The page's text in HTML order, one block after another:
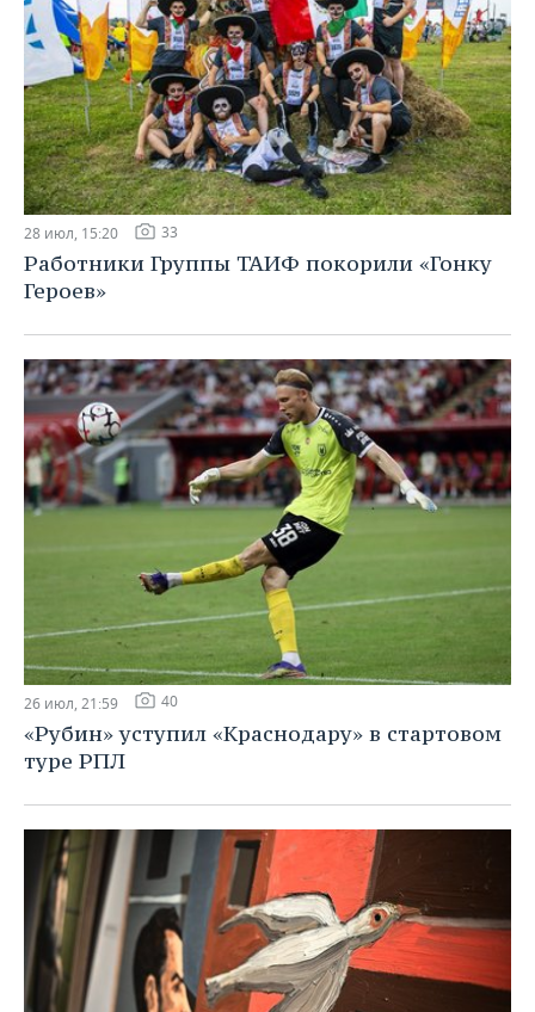
28 июл, 15:20 33
Работники Группы ТАИФ покорили «Гонку
Героев»
26 июл, 21:59 40
«Рубин» уступил «Краснодару» в стартовом
туре РПЛ